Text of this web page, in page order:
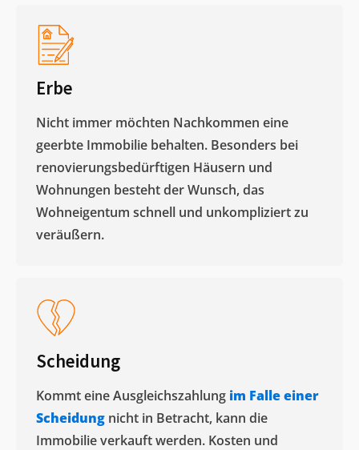
Erbe
Nicht immer möchten Nachkommen eine
geerbte Immobilie behalten. Besonders bei
renovierungsbedürftigen Häusern und
Wohnungen besteht der Wunsch, das
Wohneigentum schnell und unkompliziert zu
veräußern. ​
Scheidung
Kommt eine Ausgleichszahlung im Falle einer
Scheidung nicht in Betracht, kann die
Immobilie verkauft werden. Kosten und